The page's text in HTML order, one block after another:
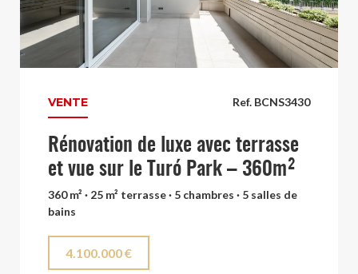
Ref. BCNS3430
VENTE
Rénovation de luxe avec terrasse
et vue sur le Turó Park – 360m²
360 m² · 25 m² terrasse · 5 chambres · 5 salles de
bains
4.100.000 €